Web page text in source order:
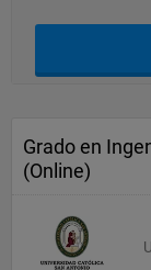
Grado en
(Online)